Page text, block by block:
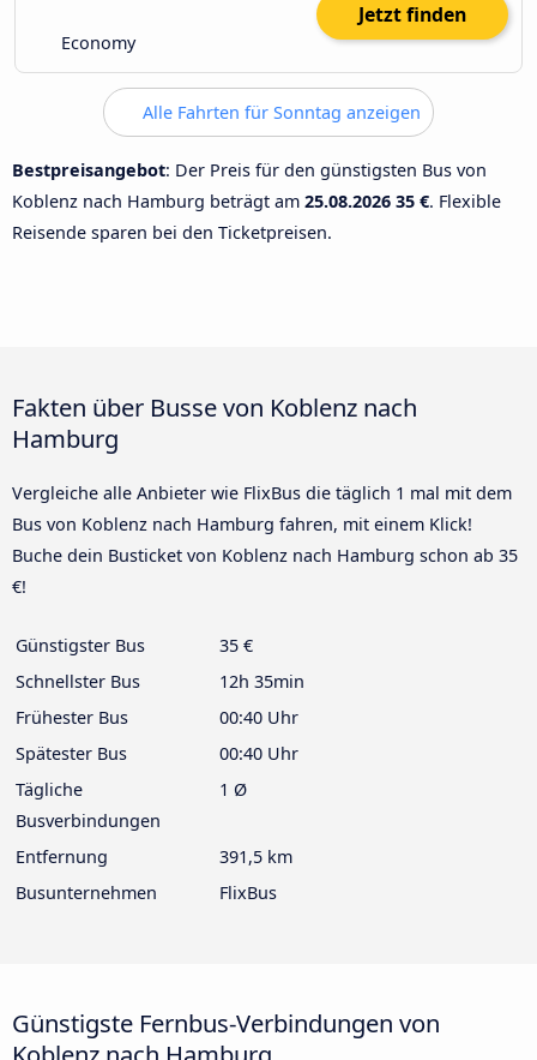
Economy
Jetzt finden
Alle Fahrten für Sonntag anzeigen
Bestpreisangebot: Der Preis für den günstigsten Bus von
Koblenz nach Hamburg beträgt am 25.08.2026 35 €. Flexible
Reisende sparen bei den Ticketpreisen.
Fakten über Busse von Koblenz nach
Hamburg
Vergleiche alle Anbieter wie FlixBus die täglich 1 mal mit dem
Bus von Koblenz nach Hamburg fahren, mit einem Klick!
Buche dein Busticket von Koblenz nach Hamburg schon ab 35
€!
Günstigster Bus
35 €
Schnellster Bus
12h 35min
Frühester Bus
00:40 Uhr
Spätester Bus
00:40 Uhr
Tägliche
Busverbindungen
1 Ø
Entfernung
391,5 km
Busunternehmen
FlixBus
Günstigste Fernbus-Verbindungen von